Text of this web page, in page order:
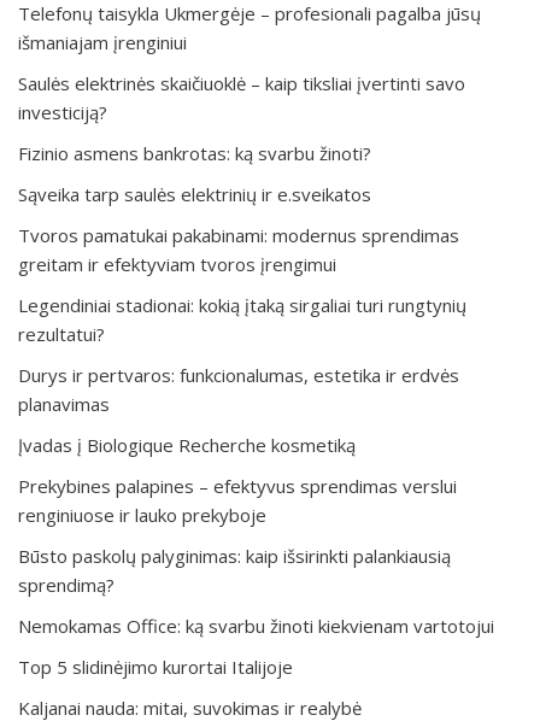
Telefonų taisykla Ukmergėje – profesionali pagalba jūsų
išmaniajam įrenginiui
Saulės elektrinės skaičiuoklė – kaip tiksliai įvertinti savo
investiciją?
Fizinio asmens bankrotas: ką svarbu žinoti?
Sąveika tarp saulės elektrinių ir e.sveikatos
Tvoros pamatukai pakabinami: modernus sprendimas
greitam ir efektyviam tvoros įrengimui
Legendiniai stadionai: kokią įtaką sirgaliai turi rungtynių
rezultatui?
Durys ir pertvaros: funkcionalumas, estetika ir erdvės
planavimas
Įvadas į Biologique Recherche kosmetiką
Prekybines palapines – efektyvus sprendimas verslui
renginiuose ir lauko prekyboje
Būsto paskolų palyginimas: kaip išsirinkti palankiausią
sprendimą?
Nemokamas Office: ką svarbu žinoti kiekvienam vartotojui
Top 5 slidinėjimo kurortai Italijoje
Kaljanai nauda: mitai, suvokimas ir realybė